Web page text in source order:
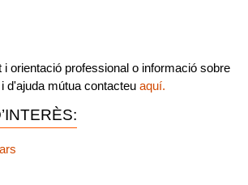
orientació professional o informació sobre
d'ajuda mútua contacteu aquí.